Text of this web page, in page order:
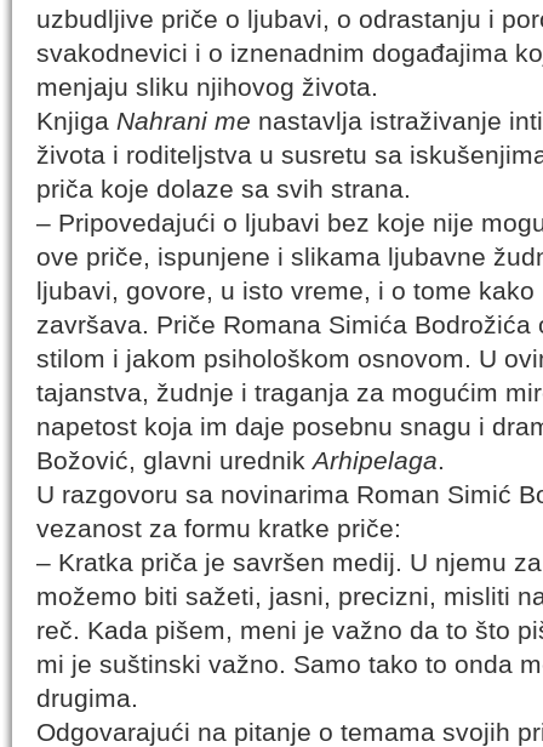
uzbudljive priče o ljubavi, o odrastanju i
svakodnevici i o iznenadnim događajima
menjaju sliku njihovog života.
Knjiga Nahrani me nastavlja istraživanje
života i roditeljstva u susretu sa
priča koje dolaze sa svih strana.
– Pripovedajući o ljubavi bez koje nije
ove priče, ispunjene i slikama ljubavne
ljubavi, govore, u isto vreme, i o tome
završava. Priče Romana Simića
stilom i jakom psihološkom osnovom. U
tajanstva, žudnje i traganja za mogućim
napetost koja im daje posebnu snagu i
Božović, glavni urednikArhipelaga.
U razgovoru sa novinarima Roman Simić
vezanost za formu kratke priče:
– Kratka priča je savršen medij. U njemu
možemo biti sažeti, jasni, precizni, misliti
reč. Kada pišem, meni je važno da to što
mi je suštinski važno. Samo tako to onda
drugima.
Odgovarajući na pitanje o temama svojih